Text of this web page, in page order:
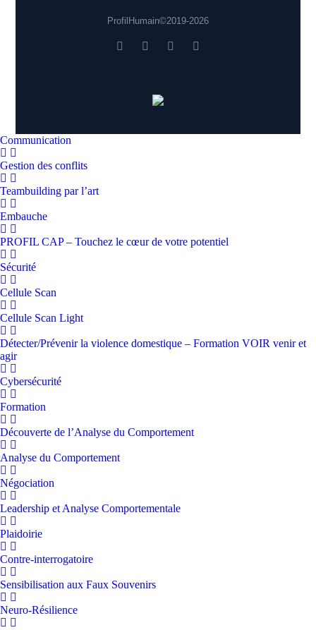
Profil Humain © 2019 - 2026
Communication
Gestion des conflits
Teambuilding par l’art
Embauche
PROFIL CAP – Touchez le cœur de votre potentiel
Sécurité
Cellule Scan
Cellule Scan Light
Détecter/Prévenir la violence domestique – Formation VOIR venir et
agir
Cybersécurité
Formation
Découverte de l’Analyse du Comportement
Analyse du Comportement
Négociation
Leadership et Analyse Comportementale
Plaidoirie
Contre-interrogatoire
Sensibilisation aux Faux Souvenirs
Neuro-Résilience